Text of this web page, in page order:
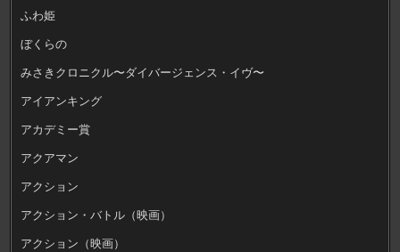
ふわ姫
ぼくらの
みさきクロニクル〜ダイバージェンス・イヴ〜
アイアンキング
アカデミー賞
アクアマン
アクション
アクション・バトル（映画）
アクション（映画）